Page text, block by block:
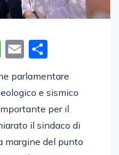
WhatsApp
Email
parlamentare
e sismico
per il
il sindaco di
margine del punto